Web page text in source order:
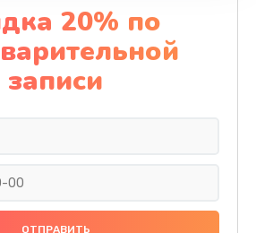
20% по
записи